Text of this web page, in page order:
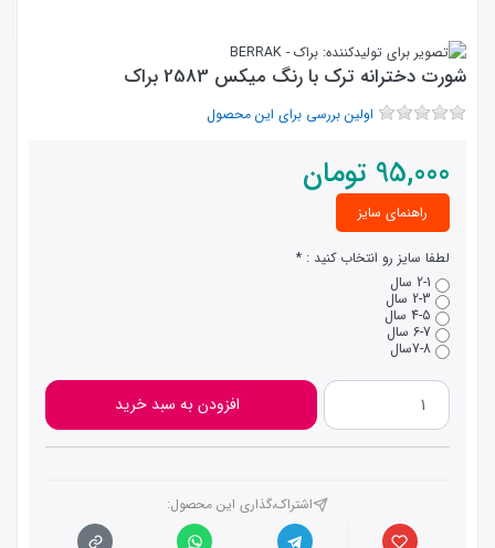
شورت دخترانه ترک با رنگ میکس 2583 براک
اولین بررسی برای این محصول
95,000 تومان
راهنمای سایز
لطفا سایز رو انتخاب کنید :
2-1 سال
2-3 سال
4-5 سال
6-7 سال
7-8سال
افزودن به سبد خرید
اشتراک،گذاری این محصول‌: